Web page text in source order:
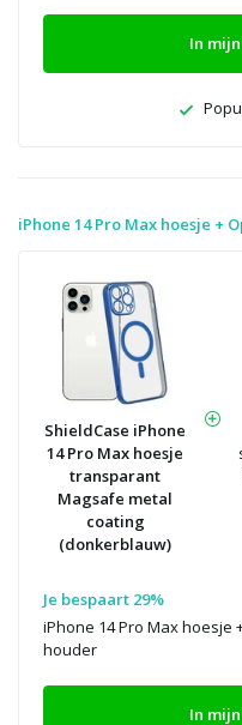
In
iPhone 14 Pro Max hoesje +
ShieldCase iPhone
14 Pro Max hoesje
transparant
Magsafe metal
coating
(donkerblauw)
Je bespaart 29%
iPhone 14 Pro Max
houder
In